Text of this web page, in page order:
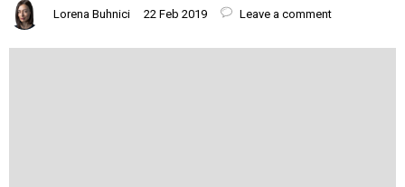
Lorena Buhnici 22 Feb 2019 Leave a comment